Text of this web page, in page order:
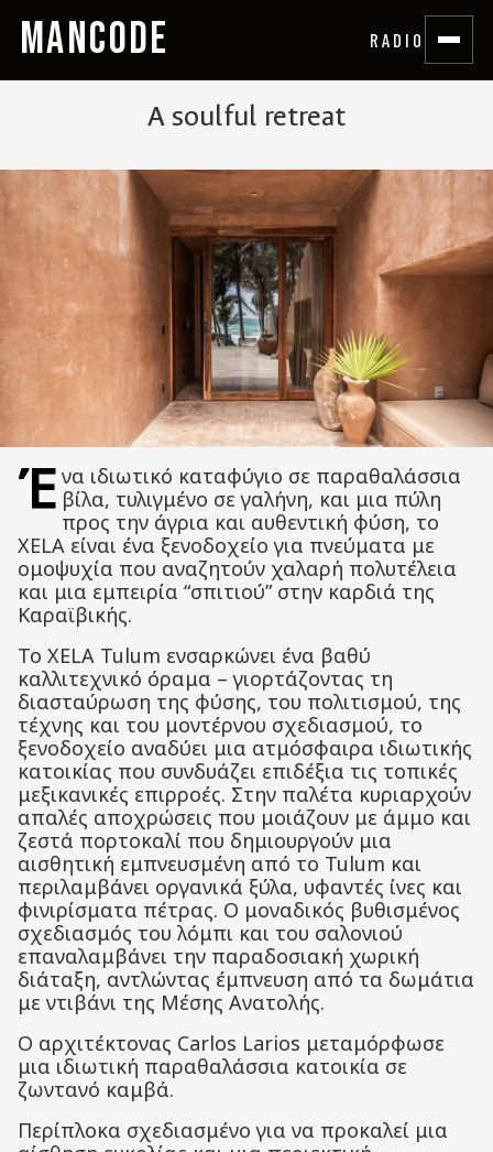
MANCODE RADIO
A soulful retreat
Έ να ιδιωτικό καταφύγιο σε παραθαλάσσια
βίλα, τυλιγμένο σε γαλήνη, και μια πύλη
προς την άγρια ​​και αυθεντική φύση, το
XELA είναι ένα ξενοδοχείο για πνεύματα με
ομοψυχία που αναζητούν χαλαρή πολυτέλεια
και μια εμπειρία “σπιτιού” στην καρδιά της
Καραϊβικής.
Το XELA Tulum ενσαρκώνει ένα βαθύ
καλλιτεχνικό όραμα – γιορτάζοντας τη
διασταύρωση της φύσης, του πολιτισμού, της
τέχνης και του μοντέρνου σχεδιασμού, το
ξενοδοχείο αναδύει μια ατμόσφαιρα ιδιωτικής
κατοικίας που συνδυάζει επιδέξια τις τοπικές
μεξικανικές επιρροές. Στην παλέτα κυριαρχούν
απαλές αποχρώσεις που μοιάζουν με άμμο και
ζεστά πορτοκαλί που δημιουργούν μια
αισθητική εμπνευσμένη από το Tulum και
περιλαμβάνει οργανικά ξύλα, υφαντές ίνες και
φινιρίσματα πέτρας. Ο μοναδικός βυθισμένος
σχεδιασμός του λόμπι και του σαλονιού
επαναλαμβάνει την παραδοσιακή χωρική
διάταξη, αντλώντας έμπνευση από τα δωμάτια
με ντιβάνι της Μέσης Ανατολής.
Ο αρχιτέκτονας Carlos Larios μεταμόρφωσε
μια ιδιωτική παραθαλάσσια κατοικία σε
ζωντανό καμβά.
Περίπλοκα σχεδιασμένο για να προκαλεί μια